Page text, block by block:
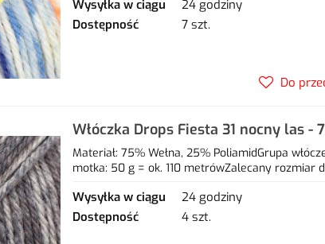
Wysyłka w ciągu
24 godziny
Dostępność
7 szt.
Do
Włóczka Drops Fiesta 31 nocny las -
poliamid
Materiał: 75% Wełna, 25% PoliamidGrupa
motka: 50 g = ok. 110 metrówZalecany rozmiar
Wysyłka w ciągu
24 godziny
Dostępność
4 szt.